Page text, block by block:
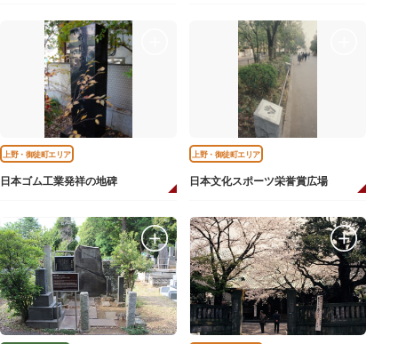
上野・御徒町エリア
日本ゴム工業発祥の地碑
上野・御徒町エリア
日本文化スポーツ栄誉賞広場